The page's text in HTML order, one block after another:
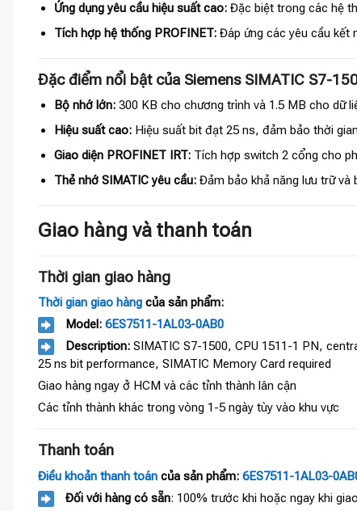
Ứng dụng yêu cầu hiệu suất cao:Đặc biệt trong các hệ
Tích hợp hệ thống PROFINET:Đáp ứng các yêu cầu kết
Đặc điểm nổi bật của Siemens SIMATIC S7-
Bộ nhớ lớn:300 KB cho chương trình và 1.5 MB cho dữ
Hiệu suất cao:Hiệu suất bit đạt 25 ns, đảm bảo thời
Giao diện PROFINET IRT:Tích hợp switch 2 cổng cho
Thẻ nhớ SIMATIC yêu cầu:Đảm bảo khả năng lưu trữ và
Giao hàng và thanh toán
Thời gian giao hàng
Thời gian giao hàng của sản phẩm:
Model: 6ES7511-1AL03-0AB0
Description: SIMATIC S7-1500, CPU 1511-1 PN,
25 ns bit performance, SIMATIC Memory Card required
Giao hàng ngay ở HCM và các tỉnh thành lân cận
Các tỉnh thành khác trong vòng 1-5 ngày tùy vào khu vực
Thanh toán
Điều khoản thanh toán của sản phẩm: 6ES7511-1AL03-
Đối với hàng có sẵn: 100% trước khi hoặc ngay khi